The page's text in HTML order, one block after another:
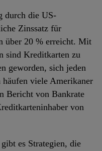
durch die US-
Zinssatz für
über 20 % erreicht. Mit
sind Kreditkarten zu
geworden, sich jeden
viele Amerikaner
Bericht von Bankrate
von
es Strategien, die